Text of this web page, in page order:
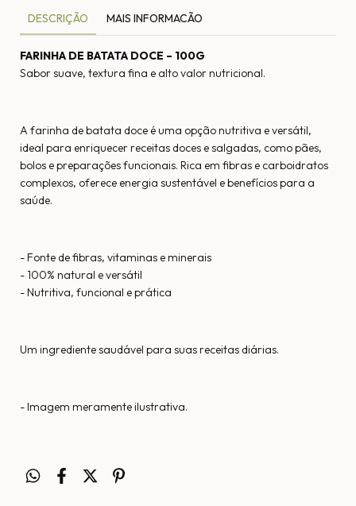
DESCRIÇÃO MAIS INFORMACÃO
FARINHA DE BATATA DOCE – 100G
Sabor suave, textura fina e alto valor nutricional.
A farinha de batata doce é uma opção nutritiva e versátil,
ideal para enriquecer receitas doces e salgadas, como pães,
bolos e preparações funcionais. Rica em fibras e carboidratos
complexos, oferece energia sustentável e benefícios para a
saúde.
- Fonte de fibras, vitaminas e minerais
- 100% natural e versátil
- Nutritiva, funcional e prática
Um ingrediente saudável para suas receitas diárias.
- Imagem meramente ilustrativa.